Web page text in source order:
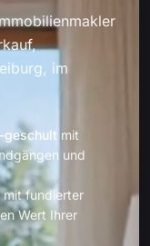
im
geschult mit
und
mit fundierter
Wert Ihrer